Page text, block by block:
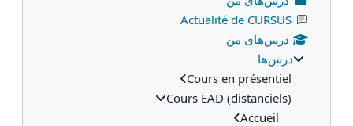
Actualité de CURSUS
درس‌های من
درس‌ها
Cours en présentiel
Cours EAD (distanciels)
Accueil